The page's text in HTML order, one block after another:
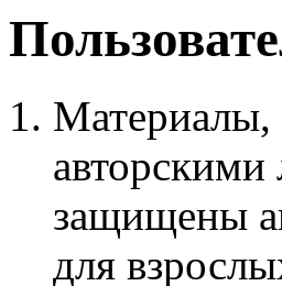
Материалы,
защищены
для